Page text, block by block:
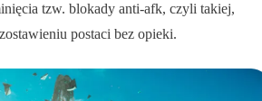
tzw. blokady anti-afk, czyli takiej,
postaci bez opieki.